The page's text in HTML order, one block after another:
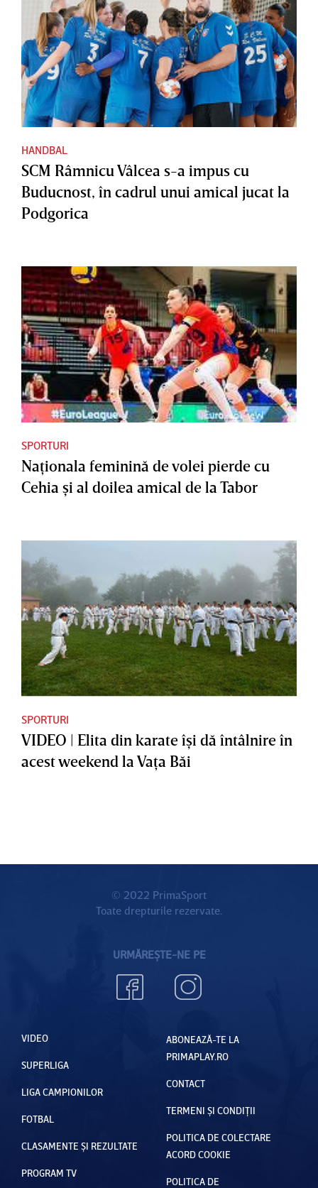
HANDBAL
SCM Râmnicu Vâlcea s-a impus cu
Buducnost, în cadrul unui amical jucat la
Podgorica
SPORTURI
Naţionala feminină de volei pierde cu
Cehia şi al doilea amical de la Tabor
SPORTURI
VIDEO | Elita din karate îşi dă întâlnire în
acest weekend la Vaţa Băi
© 2022 PrimaSport
Toate drepturile rezervate.
URMĂREȘTE-NE PE
VIDEO
SUPERLIGA
LIGA CAMPIONILOR
FOTBAL
CLASAMENTE ȘI REZULTATE
PROGRAM TV
ABONEAZĂ-TE LA
PRIMAPLAY.RO
CONTACT
TERMENI ȘI CONDIȚII
POLITICA DE COLECTARE
ACORD COOKIE
POLITICA DE